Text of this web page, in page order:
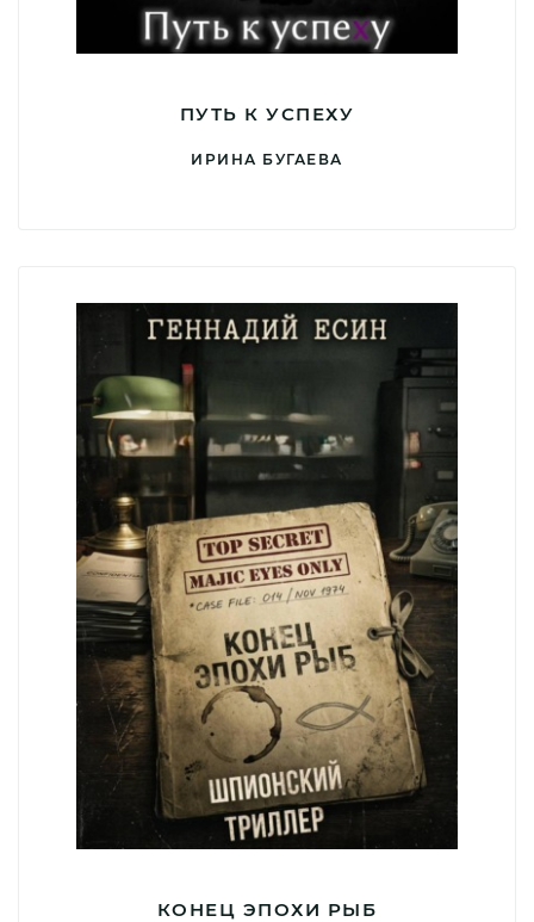
ПУТЬ К УСПЕХУ
ИРИНА БУГАЕВА
КОНЕЦ ЭПОХИ РЫБ